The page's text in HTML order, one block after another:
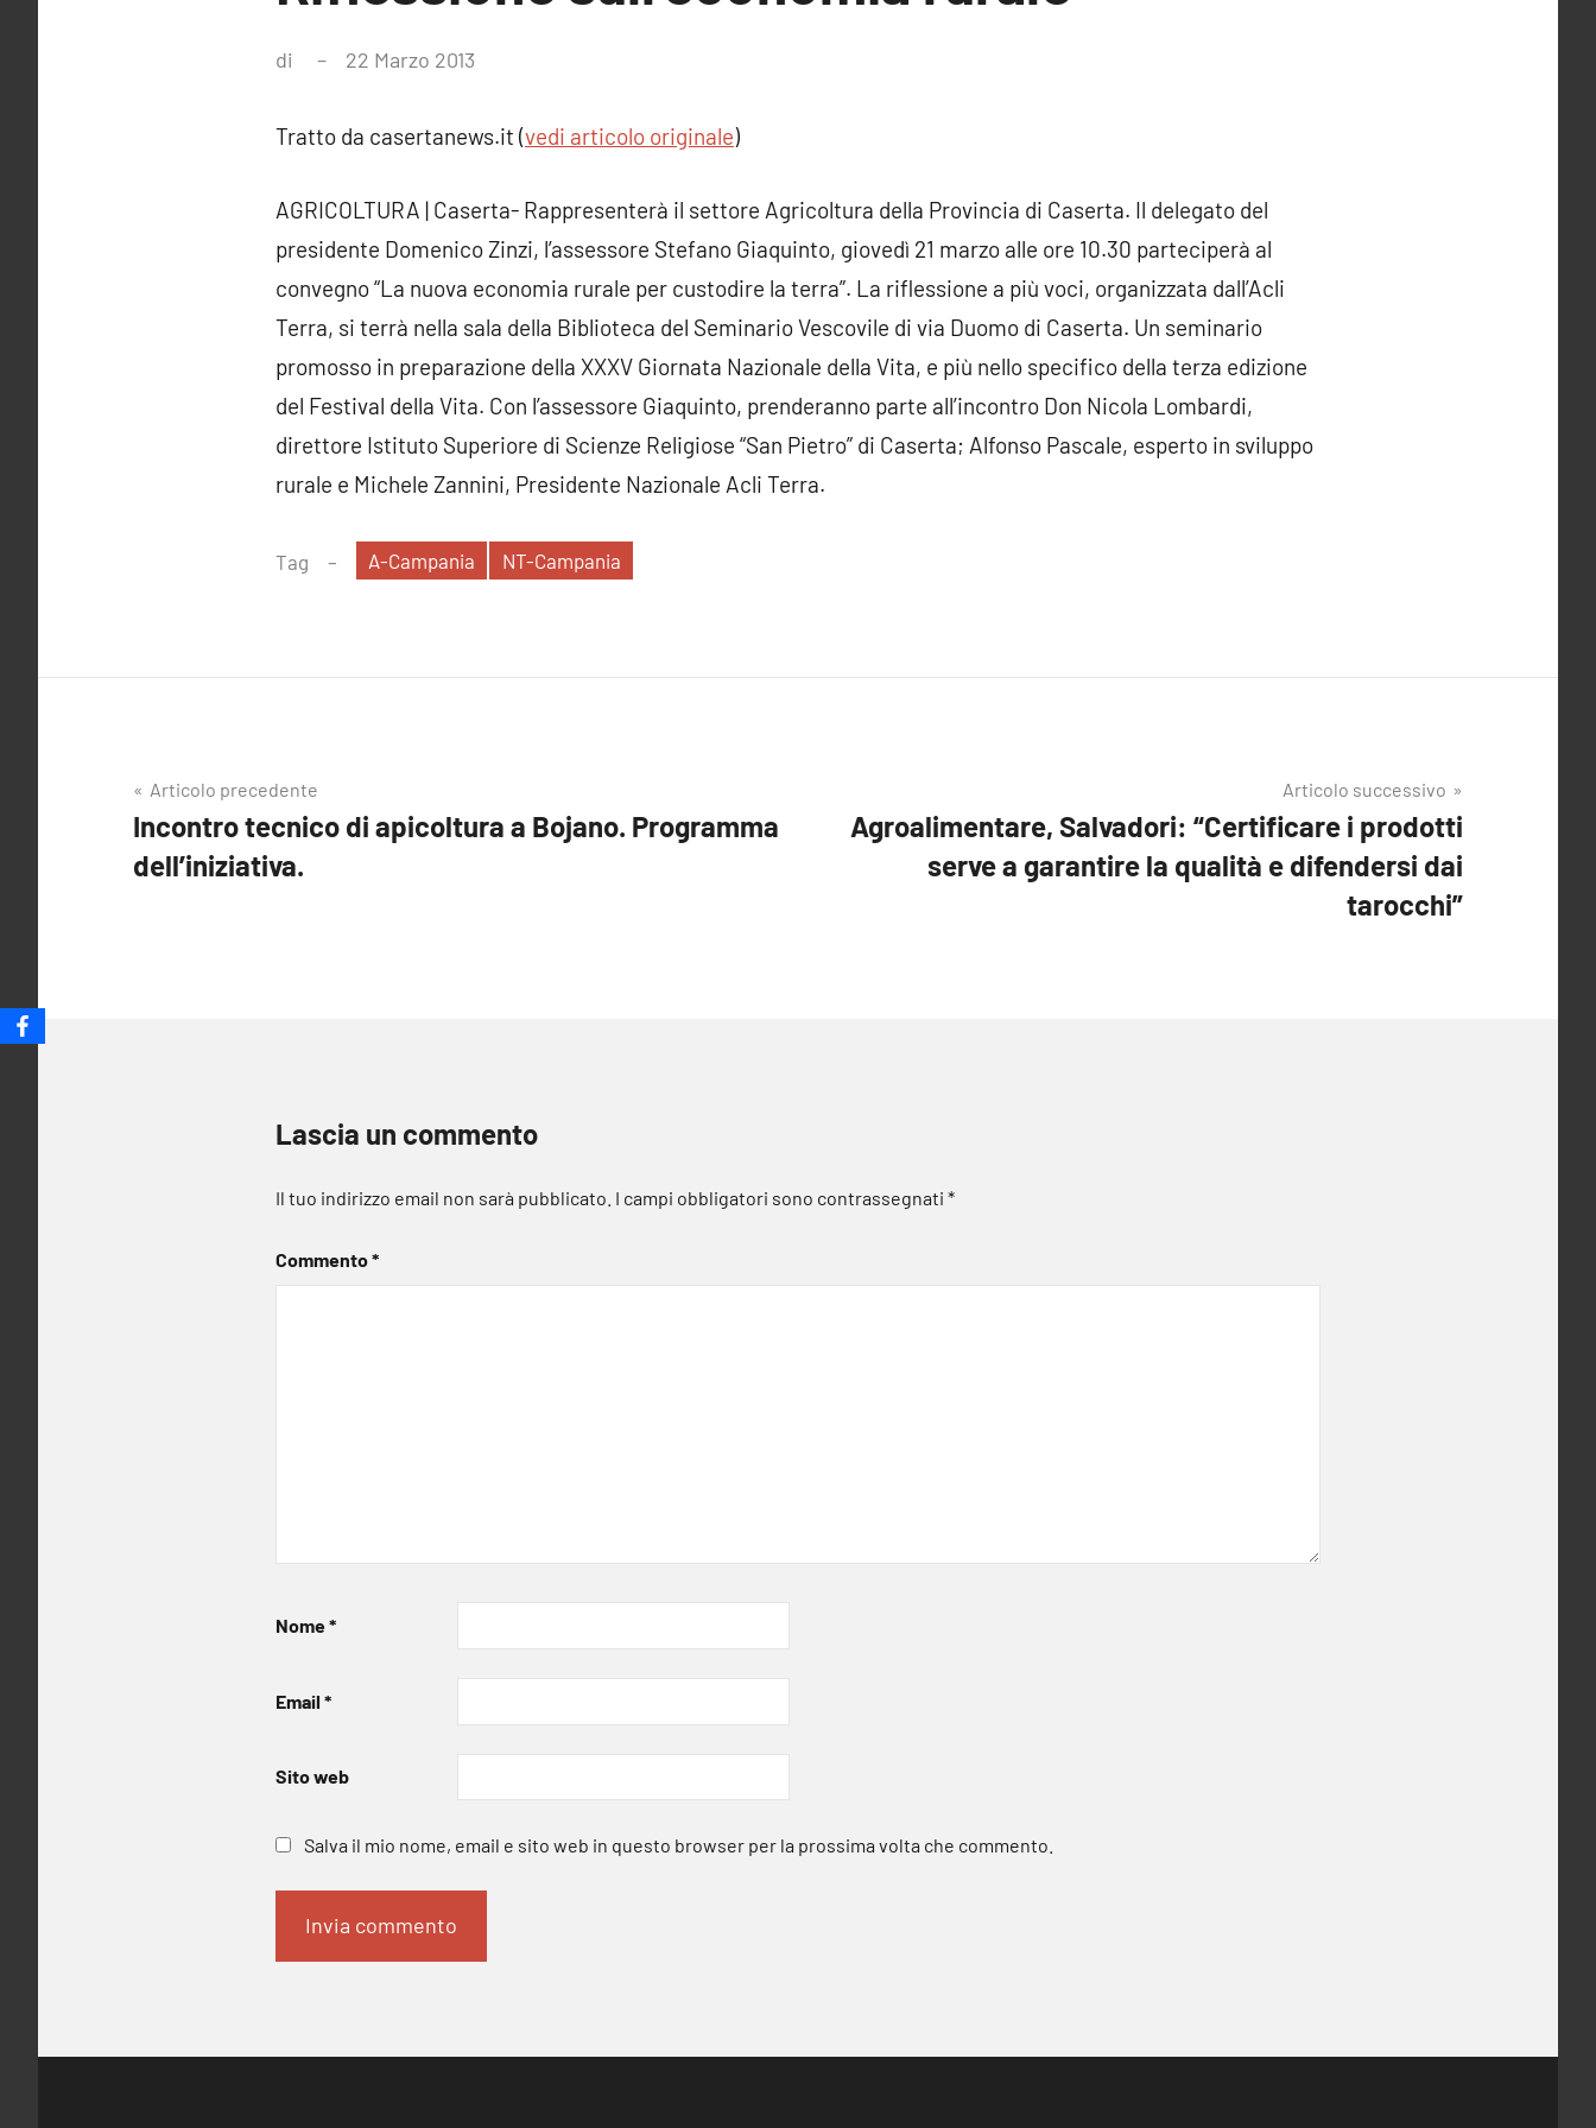
di 22 Marzo 2013
Tratto da casertanews.it (vedi articolo originale)
AGRICOLTURA | Caserta- Rappresenterà il settore Agricoltura della Provincia di Caserta. Il delegato del
presidente Domenico Zinzi, l’assessore Stefano Giaquinto, giovedì 21 marzo alle ore 10.30 parteciperà al
convegno “La nuova economia rurale per custodire la terra”. La riflessione a più voci, organizzata dall’Acli
Terra, si terrà nella sala della Biblioteca del Seminario Vescovile di via Duomo di Caserta. Un seminario
promosso in preparazione della XXXV Giornata Nazionale della Vita, e più nello specifico della terza edizione
del Festival della Vita. Con l’assessore Giaquinto, prenderanno parte all’incontro Don Nicola Lombardi,
direttore Istituto Superiore di Scienze Religiose “San Pietro” di Caserta; Alfonso Pascale, esperto in sviluppo
rurale e Michele Zannini, Presidente Nazionale Acli Terra.
Tag A-Campania NT-Campania
Navigazione
articoli
Articolo precedente
Incontro tecnico di apicoltura a Bojano. Programma
dell’iniziativa.
Articolo successivo
Agroalimentare, Salvadori: “Certificare i prodotti
serve a garantire la qualità e difendersi dai
tarocchi”
Lascia un commento
Il tuo indirizzo email non sarà pubblicato. I campi obbligatori sono contrassegnati *
Commento*
Nome*
Email *
Sito web
Salva il mio nome, email e sito web in questo browser per la prossima volta che commento.